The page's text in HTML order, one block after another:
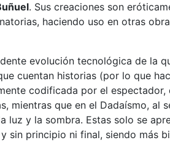
. Sus creaciones son
haciendo uso en otras
evolución tecnológica de la
cuentan historias (por lo que
codificada por el espectador,
mientras que en el Dadaísmo, al
y la sombra. Estas solo se
sin principio ni final, siendo más